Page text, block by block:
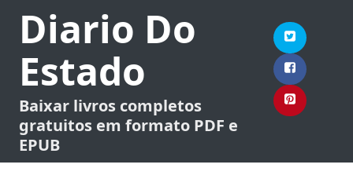
Diario Do
Estado
Baixar livros completos
gratuitos em formato PDF e
EPUB